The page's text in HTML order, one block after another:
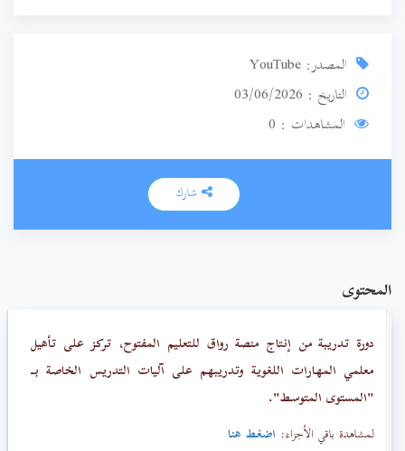
المصدر: YouTube
التاريخ : 03/06/2026
المشاهدات : 0
شارك
المحتوى
دورة تدريبة من إنتاج منصة رواق للتعليم المفتوح، تركز على تأهيل
معلمي المهارات اللغوية وتدريبهم على آليات التدريس الخاصة بـ
"المستوى المتوسط".
لمشاهدة باقي الأجزاء: اضغط هنا